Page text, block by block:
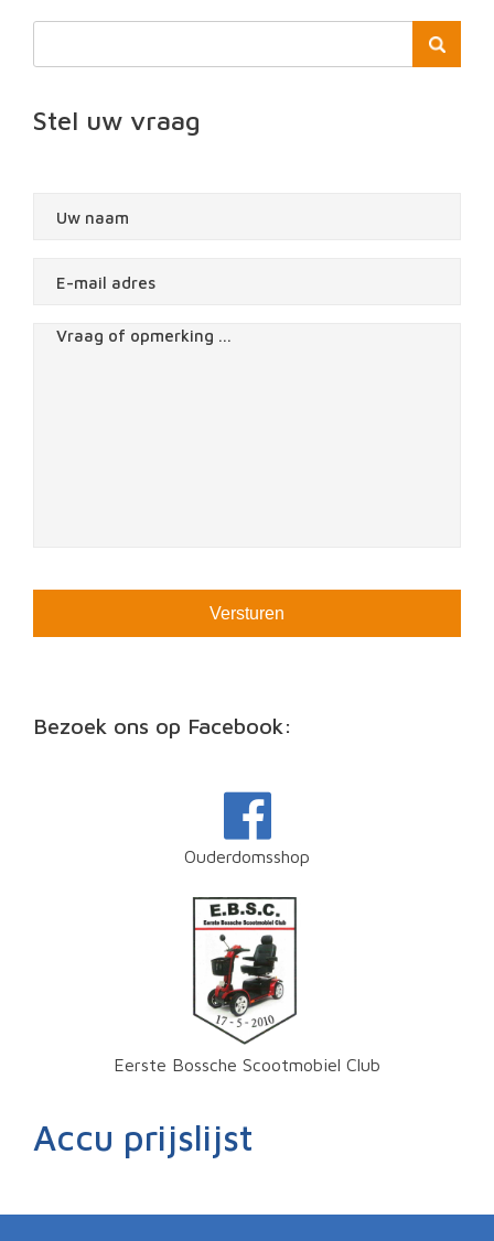
Stel uw vraag
Bezoek ons op Facebook:
Ouderdomsshop
Eerste Bossche Scootmobiel Club
Accu prijslijst